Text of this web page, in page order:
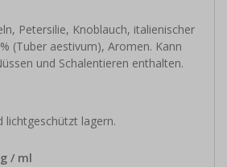
Petersilie, Knoblauch, italienischer
(Tuber aestivum), Aromen. Kann
und Schalentieren enthalten.
lichtgeschützt lagern.
/ ml